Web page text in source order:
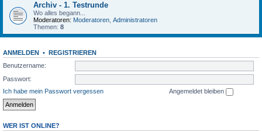
Archiv - 1. Testrunde
Wo alles begann...
Moderatoren: Moderatoren Administratoren
Themen: 8
ANMELDEN • REGISTRIEREN
Benutzername:
Passwort:
Ich habe mein Passwort vergessen
Angemeldet bleiben
WER IST ONLINE?